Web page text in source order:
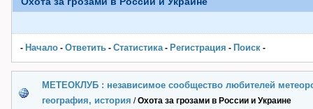
- Начало - Ответить - Статистика- Pегистрация - Поиск -
МЕТЕОКЛУБ : независимое сообщество любителей
география, история /Охота за грозами в России и Украине